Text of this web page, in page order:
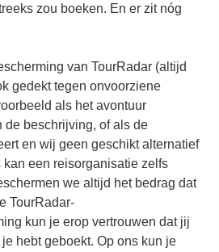
zou boeken. En er zit nóg
van TourRadar (altijd
gedekt tegen onvoorziene
als het avontuur
beschrijving, of als de
en wij geen geschikt alternatief
kan een reisorganisatie zelfs
we altijd het bedrag dat
TourRadar-
kun je erop vertrouwen dat jij
hebt geboekt. Op ons kun je